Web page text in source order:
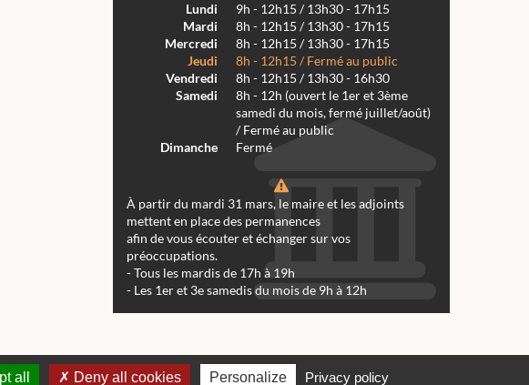
Lundi
9h - 12h15 / 13h30 - 17h15
Mardi
8h - 12h15 / 13h30 - 17h15
Mercredi
8h - 12h15 / 13h30 - 17h15
Jeudi
8h - 12h15 / Fermé au public
Vendredi
8h - 12h15 / 13h30 - 16h30
Samedi
8h - 12h (ouvert le 1er et 3ème
samedi du mois, fermé juillet/août)
/ Fermé au public
Dimanche
Fermé
À partir du mardi 31 mars, le maire et les adjoints
mettent en place des permanences
afin de vous écouter et échanger sur vos
préoccupations.
- Tous les mardis de 17h à 19h
- Les 1er et 3e samedis du mois de 9h à 12h
droits réservés Mairie de Réalmont 2024 - Conception & Réalisation Web RK Création
all Deny all cookies Personalize Privacy policy